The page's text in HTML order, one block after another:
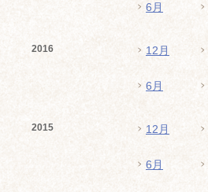
6月
2016 12月
6月
2015 12月
6月